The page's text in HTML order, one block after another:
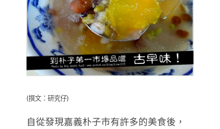
(撰文：研究仔)
自從發現嘉義朴子市有許多的美食後，